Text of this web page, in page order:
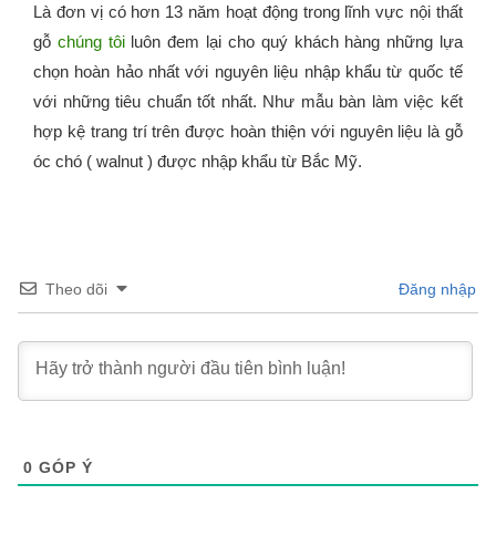
Là đơn vị có hơn 13 năm hoạt động trong lĩnh vực nội thất
gỗ chúng tôiluôn đem lại cho quý khách hàng những lựa
chọn hoàn hảo nhất với nguyên liệu nhập khẩu từ quốc tế
với những tiêu chuẩn tốt nhất. Như mẫu bàn làm việc kết
hợp kệ trang trí trên được hoàn thiện với nguyên liệu là gỗ
óc chó ( walnut ) được nhập khẩu từ Bắc Mỹ.
Theo dõi Đăng nhập
0 GÓP Ý